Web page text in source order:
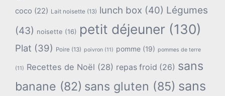
coco (22) Lait noisette (13) lunch box (40) Légumes
(43) noisette (16) petit déjeuner (130)
Plat (39) Poire (13) poivron (11) pomme (19) pommes de terre
(11) Recettes de Noël (28) repas froid (26) sans
banane (82) sans gluten (85) sans